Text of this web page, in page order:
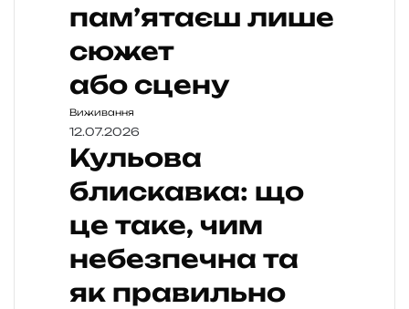
пам’ятаєш лише
сюжет
або сцену
Виживання
12.07.2026
Кульова
блискавка: що
це таке, чим
небезпечна та
як правильно